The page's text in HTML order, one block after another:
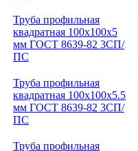
Труба профильная
квадратная 100x100x5
мм ГОСТ 8639-82 3СП/
ПС
Труба профильная
квадратная 100x100x5.5
мм ГОСТ 8639-82 3СП/
ПС
Труба профильная